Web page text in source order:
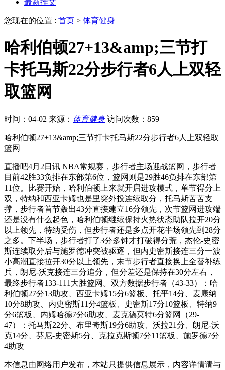
您现在的位置 : 首页 > 体育健身
哈利伯顿27+13&amp;三节打
卡托马斯22分步行者6人上双轻
取篮网
时间：04-02 来源： 体育健身 访问次数：859
哈利伯顿27+13&amp;三节打卡托马斯22分步行者6人上双轻取
篮网
直播吧4月2日讯 NBA常规赛，步行者主场迎战篮网，步行者
目前42胜33负排在东部第6位，篮网则是29胜46负排在东部第
11位。比赛开始，哈利伯顿上来就开启进攻模式，单节得分上
双，特纳和西亚卡姆也是里突外投连续取分，托马斯苦苦支
撑，步行者首节轰出43分直接建立16分领先，次节篮网进攻端
还是没有什么起色，哈利伯顿继续保持火热状态助队拉开20分
以上领先，特纳受伤，但步行者还是多点开花半场领先到28分
之多。下半场，步行者打了3分多钟才打破得分荒，杰伦-史密
斯连续取分后与施罗德冲突被驱逐，但内史密斯接连三分一波
小高潮直接拉开30分以上领先，末节步行者直接换上全替补练
兵，朗尼-沃克接连三分追分，但分差还是保持在30分左右，
最终步行者133-111大胜篮网。双方数据步行者（43-33）：哈
利伯顿27分13助攻、西亚卡姆15分6篮板、托平14分、麦康纳
10分8助攻、内史密斯11分4篮板、史密斯17分10篮板、特纳9
分6篮板、内姆哈德7分6助攻、麦克德莫特6分篮网（29-
47）：托马斯22分、布里奇斯19分6助攻、沃拉21分、朗尼-沃
克14分、芬尼-史密斯5分、克拉克斯顿7分11篮板、施罗德7分
4助攻
本信息由网络用户发布， 本站只提供信息展示，内容详情请与